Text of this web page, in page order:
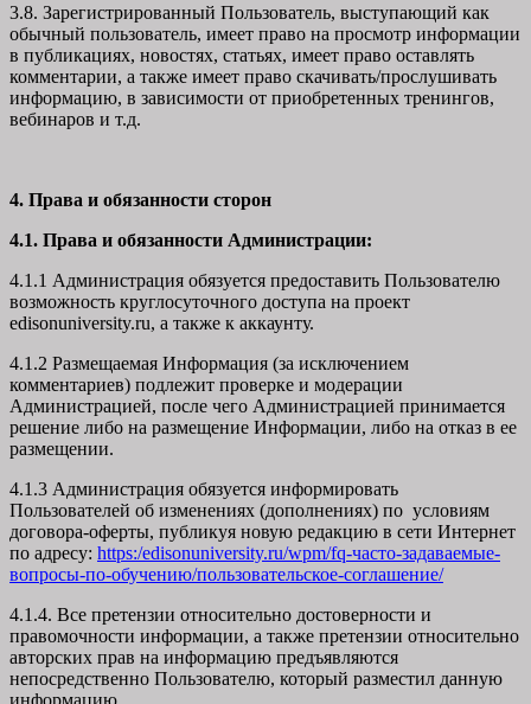
3.8. Зарегистрированный Пользователь, выступающий как
обычный пользователь, имеет право на просмотр информации
в публикациях, новостях, статьях, имеет право оставлять
комментарии, а также имеет право скачивать/прослушивать
информацию, в зависимости от приобретенных тренингов,
вебинаров и т.д.
4. Права и обязанности сторон
4.1. Права и обязанности Администрации:
4.1.1 Администрация обязуется предоставить Пользователю
возможность круглосуточного доступа на проект
edisonuniversity.ru, а также к аккаунту.
4.1.2 Размещаемая Информация (за исключением
комментариев) подлежит проверке и модерации
Администрацией, после чего Администрацией принимается
решение либо на размещение Информации, либо на отказ в ее
размещении.
4.1.3 Администрация обязуется информировать
Пользователей об изменениях (дополнениях) по условиям
договора-оферты, публикуя новую редакцию в сети Интернет
по адресу: https:/edisonuniversity.ru/wpm/fq-часто-задаваемые-
вопросы-по-обучению/пользовательское-соглашение/
4.1.4. Все претензии относительно достоверности и
правомочности информации, а также претензии относительно
авторских прав на информацию предъявляются
непосредственно Пользователю, который разместил данную
информацию.